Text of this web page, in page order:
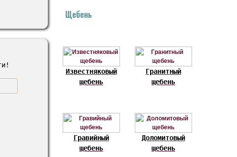
Щебень
Известняковый
щебень
Гранитный
щебень
Гравийный
щебень
Доломитовый
щебень